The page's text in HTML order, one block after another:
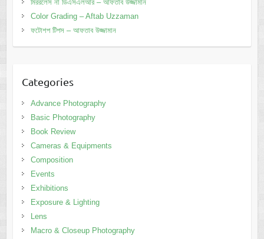
মিররলেস না ডিএসএলআর – আফতাব উজ্জামান
Color Grading – Aftab Uzzaman
ফটোশপ টিপস – আফতাব উজ্জামান
Categories
Advance Photography
Basic Photography
Book Review
Cameras & Equipments
Composition
Events
Exhibitions
Exposure & Lighting
Lens
Macro & Closeup Photography